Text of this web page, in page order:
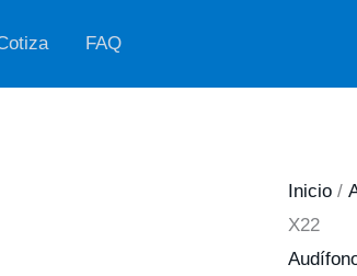
FAQ
Inicio/
X22